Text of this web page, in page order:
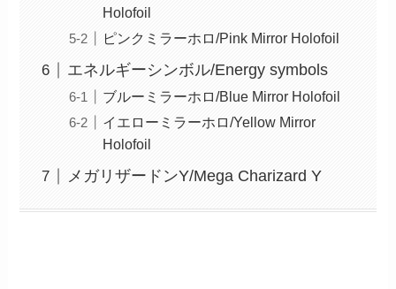
Holofoil
ピンクミラーホロ/Pink Mirror Holofoil
エネルギーシンボル/Energy symbols
ブルーミラーホロ/Blue Mirror Holofoil
イエローミラーホロ/Yellow Mirror
Holofoil
メガリザードンY/Mega Charizard Y